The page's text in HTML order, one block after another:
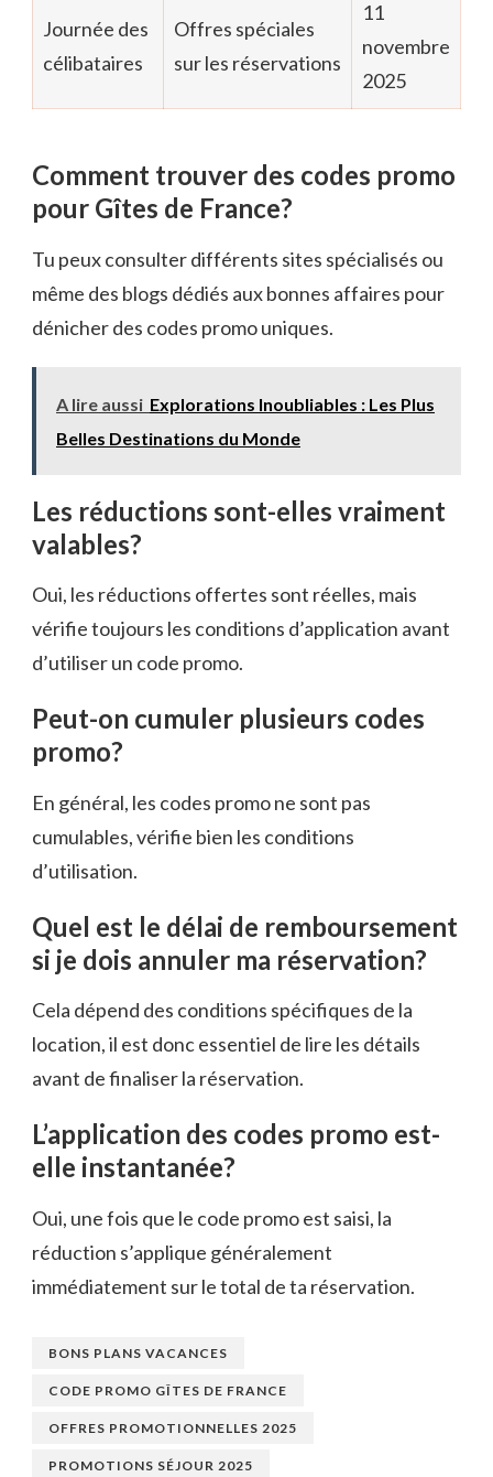
Journée des
célibataires
Offres spéciales
sur les réservations
11
novembre
2025
Comment trouver des codes promo
pour Gîtes de France?
Tu peux consulter différents sites spécialisés ou
même des blogs dédiés aux bonnes affaires pour
dénicher des codes promo uniques.
A lire aussi Explorations Inoubliables : Les Plus
Belles Destinations du Monde
Les réductions sont-elles vraiment
valables?
Oui, les réductions offertes sont réelles, mais
vérifie toujours les conditions d’application avant
d’utiliser un code promo.
Peut-on cumuler plusieurs codes
promo?
En général, les codes promo ne sont pas
cumulables, vérifie bien les conditions
d’utilisation.
Quel est le délai de remboursement
si je dois annuler ma réservation?
Cela dépend des conditions spécifiques de la
location, il est donc essentiel de lire les détails
avant de finaliser la réservation.
L’application des codes promo est-
elle instantanée?
Oui, une fois que le code promo est saisi, la
réduction s’applique généralement
immédiatement sur le total de ta réservation.
BONS PLANS VACANCES
CODE PROMO GÎTES DE FRANCE
OFFRES PROMOTIONNELLES 2025
PROMOTIONS SÉJOUR 2025